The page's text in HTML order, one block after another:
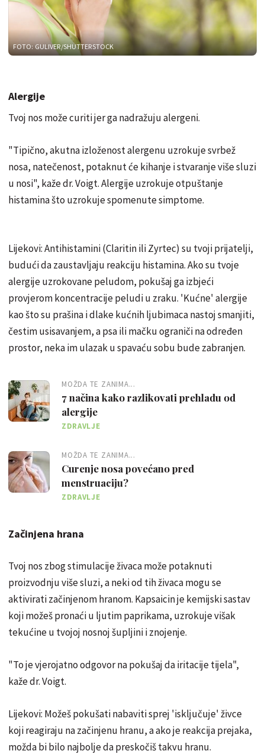
FOTO: GULIVER/SHUTTERSTOCK
Alergije
Tvoj nos može curiti jer ga nadražuju alergeni.
"Tipično, akutna izloženost alergenu uzrokuje svrbež
nosa, natečenost, potaknut će kihanje i stvaranje više sluzi
u nosi", kaže dr. Voigt. Alergije uzrokuje otpuštanje
histamina što uzrokuje spomenute simptome.
Lijekovi: Antihistamini (Claritin ili Zyrtec) su tvoji prijatelji,
budući da zaustavljaju reakciju histamina. Ako su tvoje
alergije uzrokovane peludom, pokušaj ga izbjeći
provjerom koncentracije peludi u zraku. 'Kućne' alergije
kao što su prašina i dlake kućnih ljubimaca nastoj smanjiti,
čestim usisavanjem, a psa ili mačku ograniči na određen
prostor, neka im ulazak u spavaću sobu bude zabranjen.
MOŽDA TE ZANIMA...
7 načina kako razlikovati prehladu od
alergije
ZDRAVLJE
MOŽDA TE ZANIMA...
Curenje nosa povećano pred
menstruaciju?
ZDRAVLJE
Začinjena hrana
Tvoj nos zbog stimulacije živaca može potaknuti
proizvodnju više sluzi, a neki od tih živaca mogu se
aktivirati začinjenom hranom. Kapsaicin je kemijski sastav
koji možeš pronaći u ljutim paprikama, uzrokuje višak
tekućine u tvojoj nosnoj šupljini i znojenje.
"To je vjerojatno odgovor na pokušaj da iritacije tijela",
kaže dr. Voigt.
Lijekovi: Možeš pokušati nabaviti sprej 'isključuje' živce
koji reagiraju na začinjenu hranu, a ako je reakcija prejaka,
možda bi bilo najbolje da preskočiš takvu hranu.